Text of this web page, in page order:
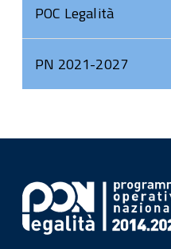
POC Legalità
PN 2021-2027